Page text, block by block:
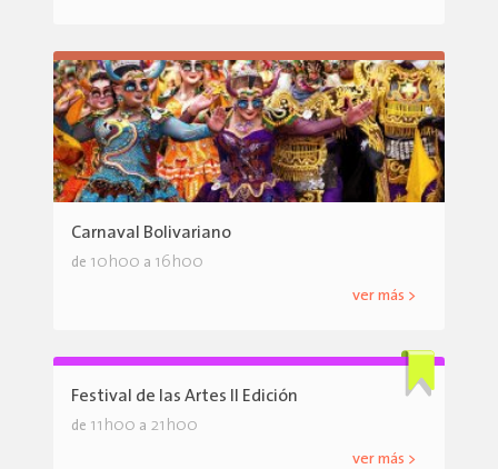
Carnaval Bolivariano
de 10h00 a 16h00
ver más >
Festival de las Artes II Edición
de 11h00 a 21h00
ver más >